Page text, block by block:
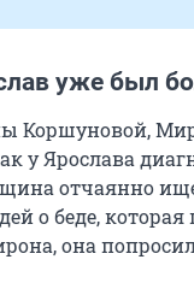
уже был
Коршуновой,
у Ярослава
отчаянно
о беде,
она